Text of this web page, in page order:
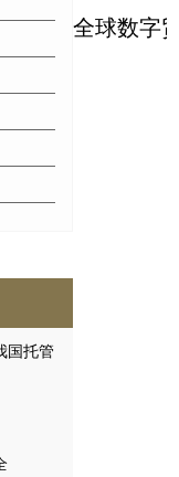
国托管
全球数字